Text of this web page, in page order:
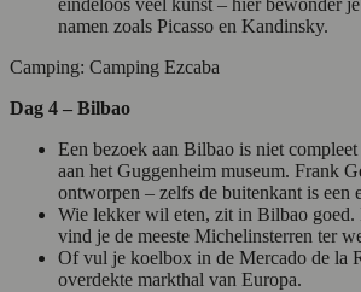
eindeloos veel kunst – hier bewonder
namen zoals Picasso en Kandinsky.
Camping: Camping Ezcaba
Dag 4 – Bilbao
Een bezoek aan Bilbao is niet
aan het Guggenheim museum. Frank
ontworpen – zelfs de buitenkant is een
Wie lekker wil eten, zit in Bilbao goed.
vind je de meeste Michelinsterren ter
Of vul je koelbox in de Mercado de la
overdekte markthal van Europa.